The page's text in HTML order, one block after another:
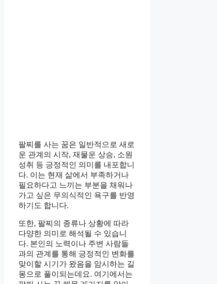
팔찌를 사는 꿈은 일반적으로 새로
운 관계의 시작, 재물운 상승, 소원
성취 등 긍정적인 의미를 내포합니
다. 이는 현재 삶에서 부족하거나
필요하다고 느끼는 부분을 채워나
가고 싶은 무의식적인 욕구를 반영
하기도 합니다.
또한, 팔찌의 종류나 상황에 따라
다양한 의미로 해석될 수 있습니
다. 본인의 노력이나 주변 사람들
과의 관계를 통해 긍정적인 변화를
맞이할 시기가 왔음을 암시하는 길
몽으로 풀이되는데요. 여기에서는